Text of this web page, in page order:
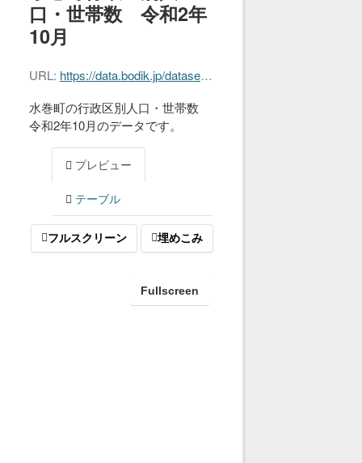
口・世帯数 令和2年
10月
URL: https://data.bodik.jp/dataset/65d1cfcf-1945-487c-a635-8bb1ed8ea4ed/resource/3b2c5a5e-dfbe-4f30-b9cc-128b67b7454f/download/g202010.xls
水巻町の行政区別人口・世帯数
令和2年10月のデータです。
プレビュー
テーブル
フルスクリーン 埋めこみ
Fullscreen